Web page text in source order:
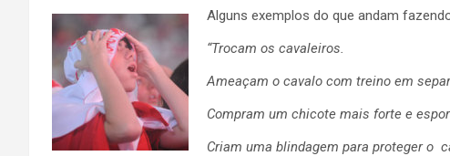
Alguns exemplos do que andam
“Trocam os cavaleiros.
Ameaçam o cavalo com treino em
Compram um chicote mais forte e
Criam uma blindagem para proteger o